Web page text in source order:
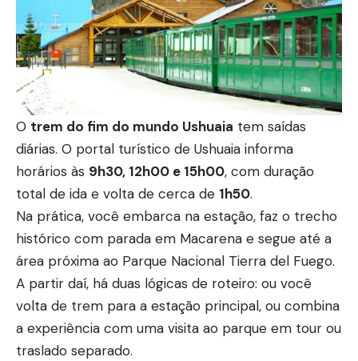
O trem do fim do mundo Ushuaia tem saídas
diárias. O portal turístico de Ushuaia informa
horários às 9h30, 12h00 e 15h00, com duração
total de ida e volta de cerca de 1h50.
Na prática, você embarca na estação, faz o trecho
histórico com parada em Macarena e segue até a
área próxima ao Parque Nacional Tierra del Fuego.
A partir daí, há duas lógicas de roteiro: ou você
volta de trem para a estação principal, ou combina
a experiência com uma visita ao parque em tour ou
traslado separado.